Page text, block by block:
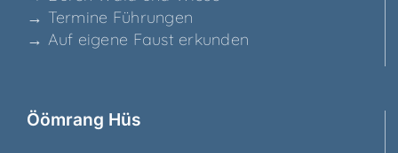
→ Ter­mi­ne Führungen
→ Auf eige­ne Faust erkunden
Ööm­rang Hüs